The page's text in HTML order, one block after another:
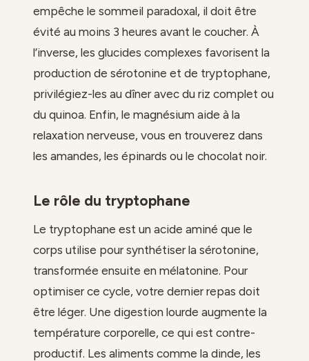
empêche le sommeil paradoxal, il doit être
évité au moins 3 heures avant le coucher. À
l’inverse, les glucides complexes favorisent la
production de sérotonine et de tryptophane,
privilégiez-les au dîner avec du riz complet ou
du quinoa. Enfin, le magnésium aide à la
relaxation nerveuse, vous en trouverez dans
les amandes, les épinards ou le chocolat noir.
Le rôle du tryptophane
Le tryptophane est un acide aminé que le
corps utilise pour synthétiser la sérotonine,
transformée ensuite en mélatonine. Pour
optimiser ce cycle, votre dernier repas doit
être léger. Une digestion lourde augmente la
température corporelle, ce qui est contre-
productif. Les aliments comme la dinde, les